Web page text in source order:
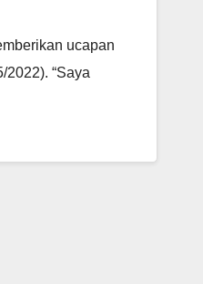
ucapan
“Saya